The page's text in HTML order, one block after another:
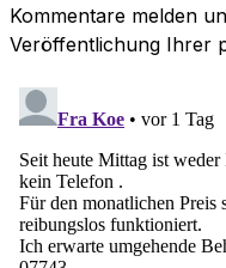
Kommentare melden
Veröffentlichung Ihrer